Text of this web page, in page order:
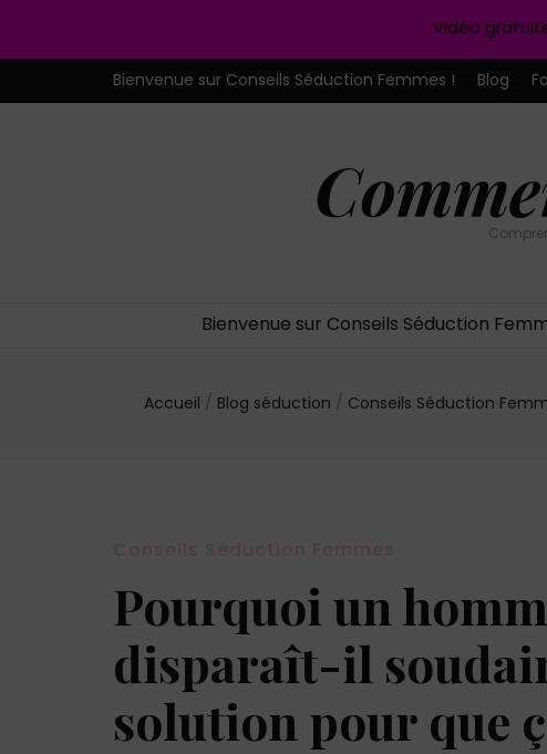
Bienvenue sur Conseils Séduction Femmes ! Blog
Bienvenue sur Conseils Séduction
Accueil / Blog séduction / Conseils Séduction
Pourquoi un
disparaît-il
solution pour que
Vidéo